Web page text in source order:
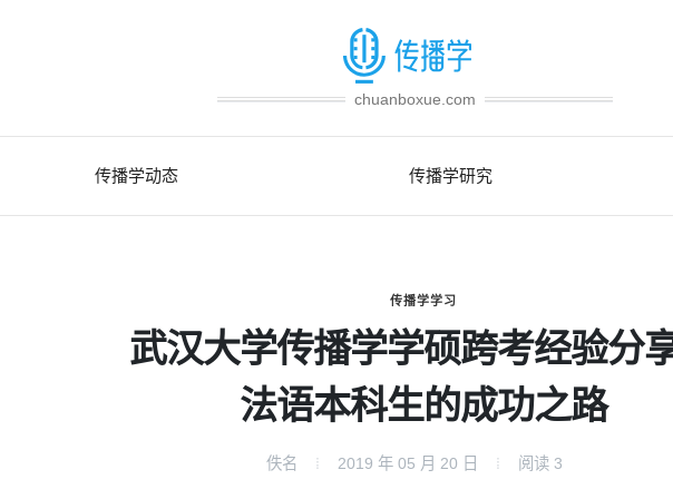
chuanboxue.com
传播学动态 传播学研究
传播学学习
武汉大学传播学学硕跨考经验分享
法语本科生的成功之路
佚名 2019 年 05 月 20 日 阅读 3